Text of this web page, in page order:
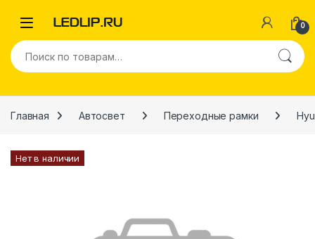
0
Искать:
Главная Автосвет Переходные рамки
Нет в наличии